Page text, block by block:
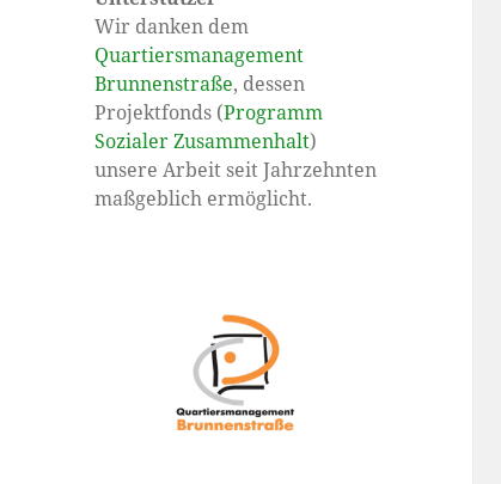
Wir danken dem
Quartiersmanagement
Brunnenstraße, dessen
Projektfonds (Programm
Sozialer Zusammenhalt)
unsere Arbeit seit Jahrzehnten
maßgeblich ermöglicht.